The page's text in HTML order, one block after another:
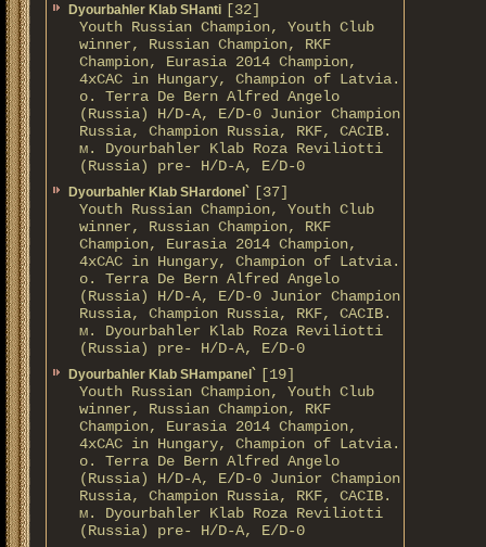
Dyourbahler Klab SHanti [32]
Youth Russian Champion, Youth Club
winner, Russian Champion, RKF
Champion, Eurasia 2014 Champion,
4xCAC in Hungary, Champion of Latvia.
о. Terra De Bern Alfred Angelo
(Russia) H/D-A, E/D-0 Junior Champion
Russia, Champion Russia, RKF, CACIB.
м. Dyourbahler Klab Roza Reviliotti
(Russia) pre- H/D-A, E/D-0
Dyourbahler Klab SHardonel` [37]
Youth Russian Champion, Youth Club
winner, Russian Champion, RKF
Champion, Eurasia 2014 Champion,
4xCAC in Hungary, Champion of Latvia.
о. Terra De Bern Alfred Angelo
(Russia) H/D-A, E/D-0 Junior Champion
Russia, Champion Russia, RKF, CACIB.
м. Dyourbahler Klab Roza Reviliotti
(Russia) pre- H/D-A, E/D-0
Dyourbahler Klab SHampanel` [19]
Youth Russian Champion, Youth Club
winner, Russian Champion, RKF
Champion, Eurasia 2014 Champion,
4xCAC in Hungary, Champion of Latvia.
о. Terra De Bern Alfred Angelo
(Russia) H/D-A, E/D-0 Junior Champion
Russia, Champion Russia, RKF, CACIB.
м. Dyourbahler Klab Roza Reviliotti
(Russia) pre- H/D-A, E/D-0